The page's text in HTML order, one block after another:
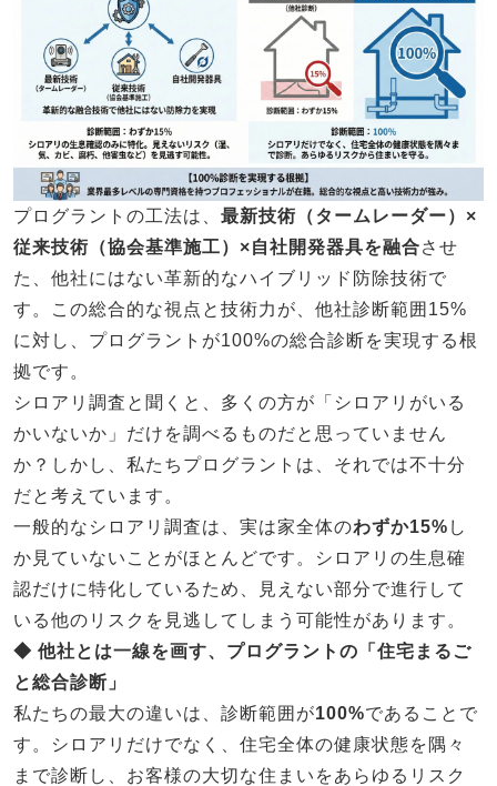
プログラントの工法は、 最新技術（タームレーダー）×
従来技術（協会基準施工）×自社開発器具を融合させ
た、他社にはない革新的なハイブリッド防除技術で
す。この総合的な視点と技術力が、他社診断範囲15%
に対し、プログラントが100%の総合診断を実現する根
拠です。
シロアリ調査と聞くと、多くの方が「シロアリがいる
かいないか」だけを調べるものだと思っていません
か？しかし、私たちプログラントは、それでは不十分
だと考えています。
一般的なシロアリ調査は、実は家全体のわずか15% し
か見ていないことがほとんどです。シロアリの生息確
認だけに特化しているため、見えない部分で進行して
いる他のリスクを見逃してしまう可能性があります。
◆ 他社とは一線を画す、プログラントの「住宅まるご
と総合診断」
私たちの最大の違いは、診断範囲が100%であることで
す。シロアリだけでなく、住宅全体の健康状態を隅々
まで診断し、お客様の大切な住まいをあらゆるリスク